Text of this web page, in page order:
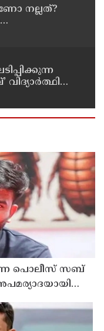
സ്റ്റേ
നല്ലത്?
ബിജെപി
പൊലീസ് സബ്